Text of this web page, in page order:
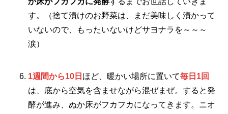
す。（捨て漬けのお野菜は、まだ美味しく漬かって
いないので、もったいないけどサヨナラを～～～
涙）
1週間から10日 ほど、暖かい場所に置いて毎日1回
は、底から空気を含ませながら混ぜまぜ。すると発
酵が進み、ぬか床がフカフカになってきます。ニオ